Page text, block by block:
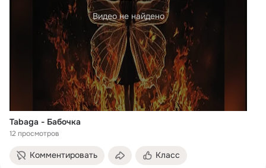
Видео не найдено
Tabaga - Бабочка
12 просмотров
Комментировать Класс